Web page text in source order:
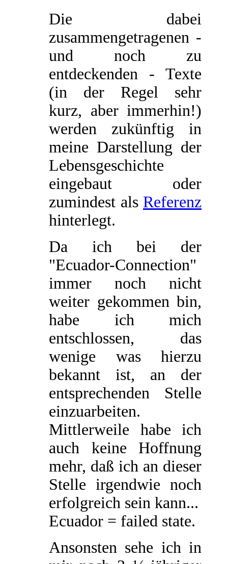
Die dabei
zusammengetragenen -
und noch zu
entdeckenden - Texte
(in der Regel sehr
kurz, aber immerhin!)
werden zukünftig in
meine Darstellung der
Lebensgeschichte
eingebaut oder
zumindest als Referenz
hinterlegt.
Da ich bei der
"Ecuador-Connection"
immer noch nicht
weiter gekommen bin,
habe ich mich
entschlossen, das
wenige was hierzu
bekannt ist, an der
entsprechenden Stelle
einzuarbeiten.
Mittlerweile habe ich
auch keine Hoffnung
mehr, daß ich an dieser
Stelle irgendwie noch
erfolgreich sein kann...
Ecuador = failed state.
Ansonsten sehe ich in